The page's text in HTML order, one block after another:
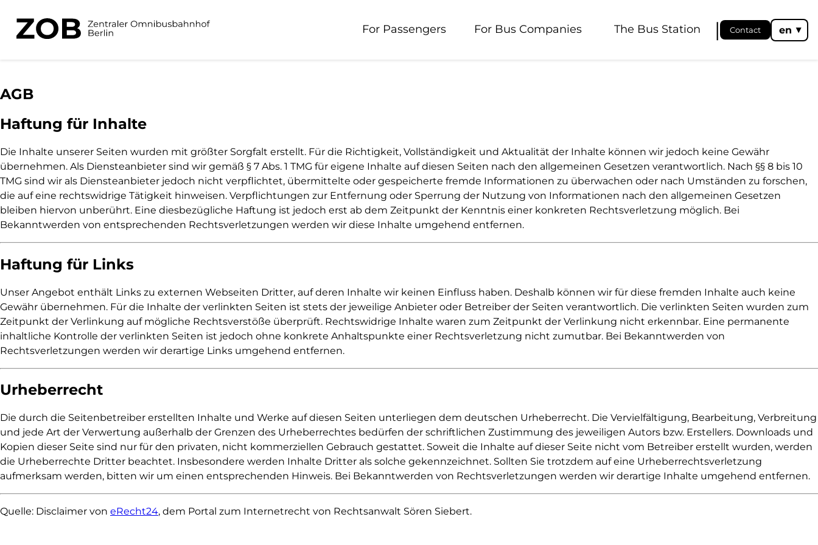
For Passengers For Bus Companies The Bus Station | Contact en ◂
AGB
Haftung für Inhalte
Die Inhalte unserer Seiten wurden mit größter Sorgfalt erstellt. Für die Richtigkeit, Vollständigkeit und Aktualität der Inhalte können wir jedoch keine Gewähr
übernehmen. Als Diensteanbieter sind wir gemäß § 7 Abs. 1 TMG für eigene Inhalte auf diesen Seiten nach den allgemeinen Gesetzen verantwortlich. Nach §§ 8 bis 10
TMG sind wir als Diensteanbieter jedoch nicht verpflichtet, übermittelte oder gespeicherte fremde Informationen zu überwachen oder nach Umständen zu forschen,
die auf eine rechtswidrige Tätigkeit hinweisen. Verpflichtungen zur Entfernung oder Sperrung der Nutzung von Informationen nach den allgemeinen Gesetzen
bleiben hiervon unberührt. Eine diesbezügliche Haftung ist jedoch erst ab dem Zeitpunkt der Kenntnis einer konkreten Rechtsverletzung möglich. Bei
Bekanntwerden von entsprechenden Rechtsverletzungen werden wir diese Inhalte umgehend entfernen.
Haftung für Links
Unser Angebot enthält Links zu externen Webseiten Dritter, auf deren Inhalte wir keinen Einfluss haben. Deshalb können wir für diese fremden Inhalte auch keine
Gewähr übernehmen. Für die Inhalte der verlinkten Seiten ist stets der jeweilige Anbieter oder Betreiber der Seiten verantwortlich. Die verlinkten Seiten wurden zum
Zeitpunkt der Verlinkung auf mögliche Rechtsverstöße überprüft. Rechtswidrige Inhalte waren zum Zeitpunkt der Verlinkung nicht erkennbar. Eine permanente
inhaltliche Kontrolle der verlinkten Seiten ist jedoch ohne konkrete Anhaltspunkte einer Rechtsverletzung nicht zumutbar. Bei Bekanntwerden von
Rechtsverletzungen werden wir derartige Links umgehend entfernen.
Urheberrecht
Die durch die Seitenbetreiber erstellten Inhalte und Werke auf diesen Seiten unterliegen dem deutschen Urheberrecht. Die Vervielfältigung, Bearbeitung, Verbreitung
und jede Art der Verwertung außerhalb der Grenzen des Urheberrechtes bedürfen der schriftlichen Zustimmung des jeweiligen Autors bzw. Erstellers. Downloads und
Kopien dieser Seite sind nur für den privaten, nicht kommerziellen Gebrauch gestattet. Soweit die Inhalte auf dieser Seite nicht vom Betreiber erstellt wurden, werden
die Urheberrechte Dritter beachtet. Insbesondere werden Inhalte Dritter als solche gekennzeichnet. Sollten Sie trotzdem auf eine Urheberrechtsverletzung
aufmerksam werden, bitten wir um einen entsprechenden Hinweis. Bei Bekanntwerden von Rechtsverletzungen werden wir derartige Inhalte umgehend entfernen.
Quelle: Disclaimer von eRecht24, dem Portal zum Internetrecht von Rechtsanwalt Sören Siebert.